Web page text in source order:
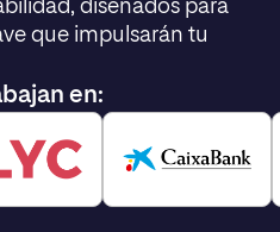
diseñados para
que impulsarán tu
en: